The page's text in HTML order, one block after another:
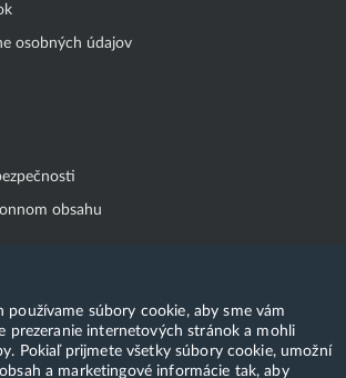
používame súbory cookie, aby sme vám
prezeranie internetových stránok a mohli
Pokiaľ prijmete všetky súbory cookie, umožní
a marketingové informácie tak, aby
osobných údajov
obsahu
FTP, SSH)